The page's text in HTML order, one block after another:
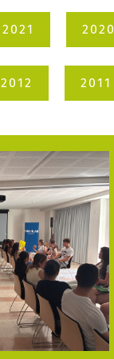
2021 2020
2012 2011